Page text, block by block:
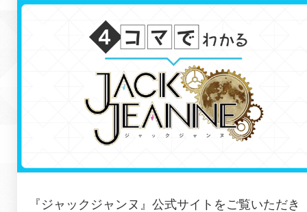
『 ジャックジャンヌ 』公式サイトをご覧いただき